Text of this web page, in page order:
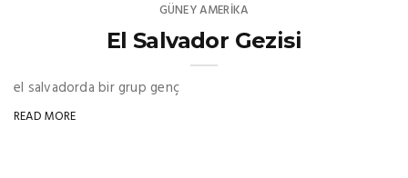
GÜNEY AMERIKA
El Salvador Gezisi
el salvadorda bir grup genç
READ MORE